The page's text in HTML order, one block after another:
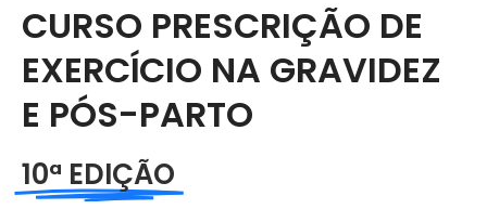
CURSO PRESCRIÇÃO DE
EXERCÍCIO NA GRAVIDEZ
E PÓS-PARTO
10ª EDIÇÃO